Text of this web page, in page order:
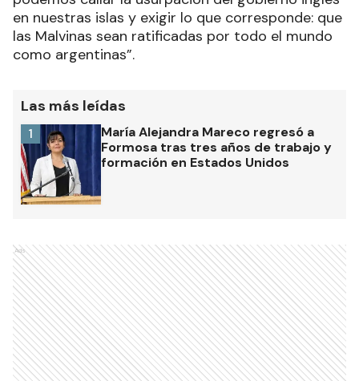
en nuestras islas y exigir lo que corresponde: que
las Malvinas sean ratificadas por todo el mundo
como argentinas”.
Las más leídas
María Alejandra Mareco regresó a
Formosa tras tres años de trabajo y
formación en Estados Unidos
1
Ads